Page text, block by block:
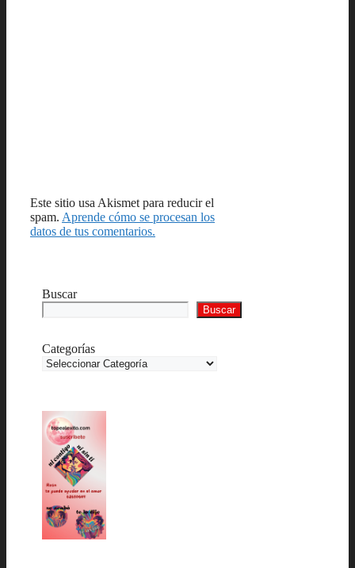
Este sitio usa Akismet para reducir el
spam. Aprende cómo se procesan los
datos de tus comentarios.
Buscar
Buscar
Categorías